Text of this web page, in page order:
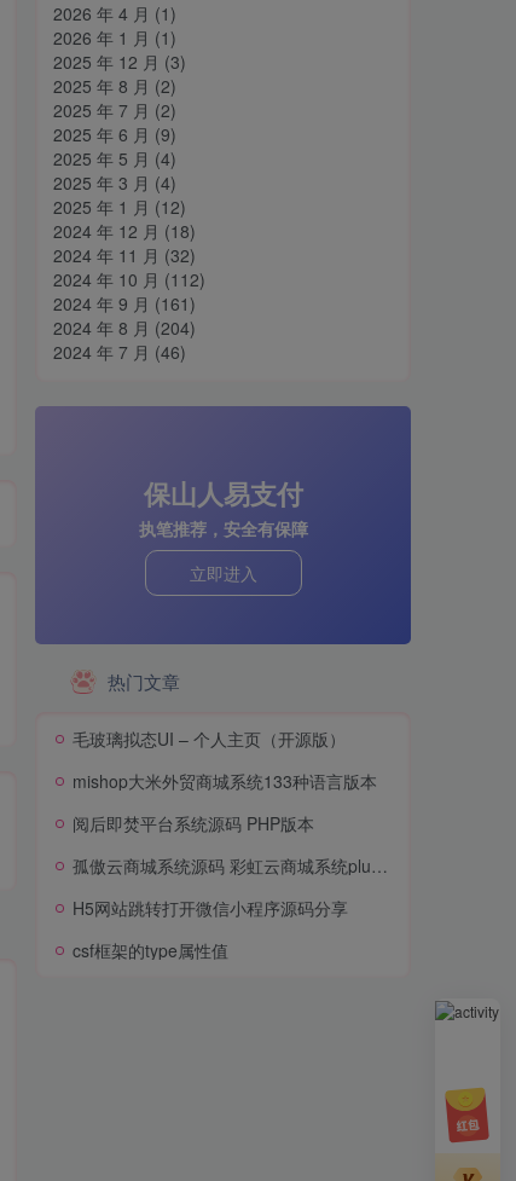
2026 年 4 月 (1)
2026 年 1 月 (1)
2025 年 12 月 (3)
2025 年 8 月 (2)
2025 年 7 月 (2)
2025 年 6 月 (9)
2025 年 5 月 (4)
2025 年 3 月 (4)
2025 年 1 月 (12)
2024 年 12 月 (18)
2024 年 11 月 (32)
2024 年 10 月 (112)
2024 年 9 月 (161)
2024 年 8 月 (204)
2024 年 7 月 (46)
保山人易支付
执笔推荐，安全有保障
立即进入
热门文章
毛玻璃拟态UI – 个人主页（开源版）
mishop大米外贸商城系统133种语言版本
阅后即焚平台系统源码 PHP版本
孤傲云商城系统源码 彩虹云商城系统plus史诗级增强版
H5网站跳转打开微信小程序源码分享
csf框架的type属性值